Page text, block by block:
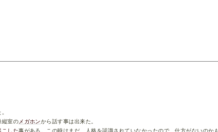
縦室の メガホンから話す事は出来た。
こした事がある。この時はまだ、人格を認識されていなかったので、仕方がないのか